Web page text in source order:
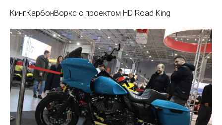
КингКарбонВоркс с проектом HD Road King